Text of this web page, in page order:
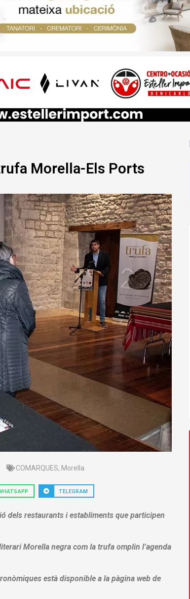
Morella-Els Ports
COMARQUES, Morella
TELEGRAM
dels restaurants i establiments que participen
Morella negra com la trufa omplin l’agenda
està disponible a la pàgina web de